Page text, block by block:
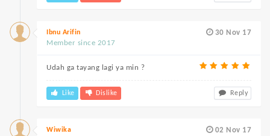
30 Nov 17
Ibnu Arifin
Member since 2017
Udah ga tayang lagi ya min ?
Like Dislike Reply
02 Nov 17
Wiwika